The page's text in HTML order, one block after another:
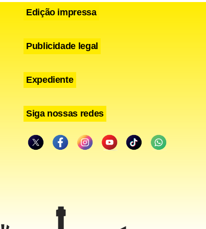
Edição impressa
Publicidade legal
Expediente
Siga nossas redes